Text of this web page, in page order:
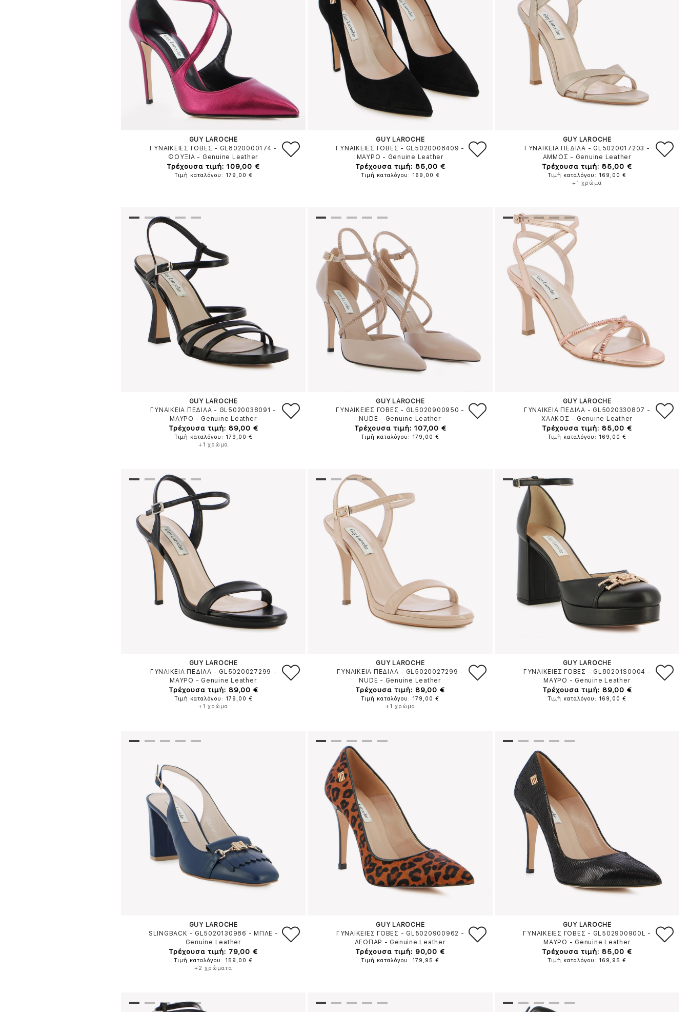
GUY LAROCHE
ΓΥΝΑΙΚΕΙΕΣ ΓΟΒΕΣ - GL8020000174 -
ΦΟΥΞΙΑ - Genuine Leather
Τρέχουσα τιμή: 109,00 €
Τιμή καταλόγου: 179,00 €
GUY LAROCHE
ΓΥΝΑΙΚΕΙΕΣ ΓΟΒΕΣ - GL5020008409 -
ΜΑΥΡΟ - Genuine Leather
Τρέχουσα τιμή: 85,00 €
Τιμή καταλόγου: 169,00 €
GUY LAROCHE
ΓΥΝΑΙΚΕΙΑ ΠΕΔΙΛΑ - GL5020017203 -
ΑΜΜΟΣ - Genuine Leather
Τρέχουσα τιμή: 85,00 €
Τιμή καταλόγου: 169,00 €
+1 χρώμα
GUY LAROCHE
ΓΥΝΑΙΚΕΙΑ ΠΕΔΙΛΑ - GL5020038091 -
ΜΑΥΡΟ - Genuine Leather
Τρέχουσα τιμή: 89,00 €
Τιμή καταλόγου: 179,00 €
+1 χρώμα
GUY LAROCHE
ΓΥΝΑΙΚΕΙΕΣ ΓΟΒΕΣ - GL5020900950 -
NUDE - Genuine Leather
Τρέχουσα τιμή: 107,00 €
Τιμή καταλόγου: 179,00 €
GUY LAROCHE
ΓΥΝΑΙΚΕΙΑ ΠΕΔΙΛΑ - GL5020330807 -
ΧΑΛΚΟΣ - Genuine Leather
Τρέχουσα τιμή: 85,00 €
Τιμή καταλόγου: 169,00 €
GUY LAROCHE
ΓΥΝΑΙΚΕΙΑ ΠΕΔΙΛΑ - GL5020027299 -
ΜΑΥΡΟ - Genuine Leather
Τρέχουσα τιμή: 89,00 €
Τιμή καταλόγου: 179,00 €
+1 χρώμα
GUY LAROCHE
ΓΥΝΑΙΚΕΙΑ ΠΕΔΙΛΑ - GL5020027299 -
NUDE - Genuine Leather
Τρέχουσα τιμή: 89,00 €
Τιμή καταλόγου: 179,00 €
+1 χρώμα
GUY LAROCHE
ΓΥΝΑΙΚΕΙΕΣ ΓΟΒΕΣ - GL80201S0004 -
ΜΑΥΡΟ - Genuine Leather
Τρέχουσα τιμή: 89,00 €
Τιμή καταλόγου: 169,00 €
GUY LAROCHE
SLINGBACK - GL5020130986 - ΜΠΛΕ -
Genuine Leather
Τρέχουσα τιμή: 79,00 €
Τιμή καταλόγου: 159,00 €
+2 χρώματα
GUY LAROCHE
ΓΥΝΑΙΚΕΙΕΣ ΓΟΒΕΣ - GL5020900962 -
ΛΕΟΠΑΡ - Genuine Leather
Τρέχουσα τιμή: 90,00 €
Τιμή καταλόγου: 179,95 €
GUY LAROCHE
ΓΥΝΑΙΚΕΙΕΣ ΓΟΒΕΣ - GL502900900L -
ΜΑΥΡΟ - Genuine Leather
Τρέχουσα τιμή: 85,00 €
Τιμή καταλόγου: 169,95 €